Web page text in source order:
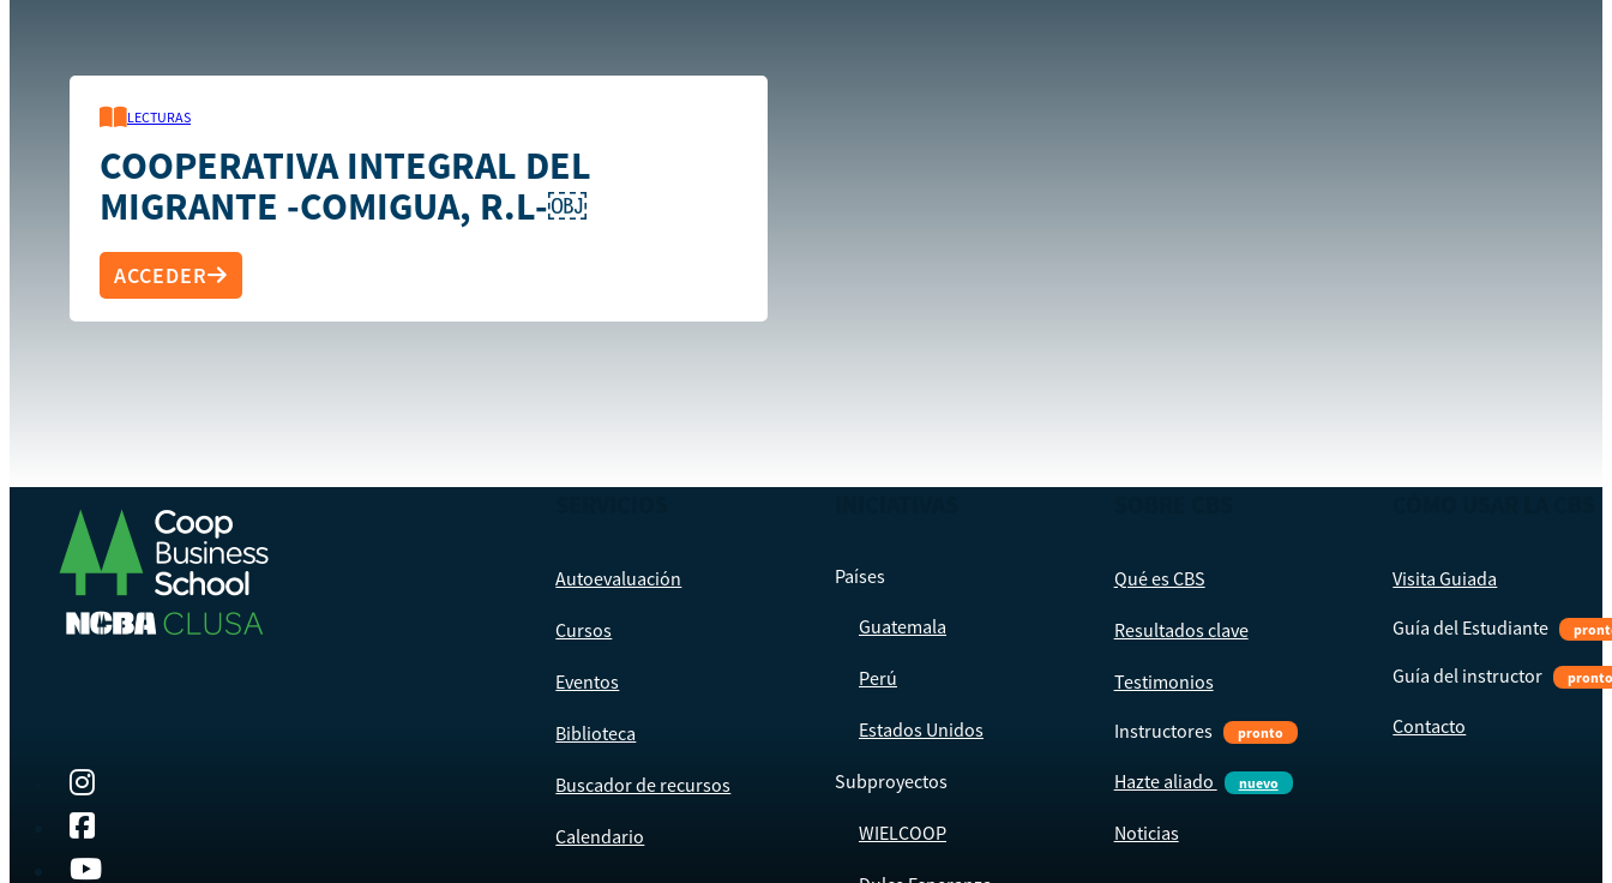
LECTURAS
COOPERATIVA INTEGRAL DEL
MIGRANTE -COMIGUA, R.L-￼
ACCEDER
Autoevaluación
Cursos
Eventos
Biblioteca
Buscador de recursos
Calendario
Países
Guatemala
Perú
Estados Unidos
Subproyectos
WIELCOOP
Qué es CBS
Resultados clave
Testimonios
Instructores pronto
Hazte aliado nuevo
Noticias
Visita Guiada
Guía del Estudiante
Guía del instructor
Contacto